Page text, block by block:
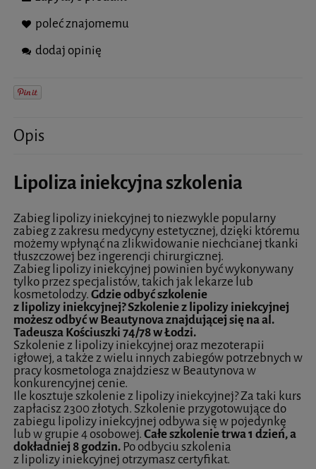
poleć znajomemu
dodaj opinię
Opis
Lipoliza iniekcyjna szkolenia
Zabieg lipolizy iniekcyjnej to niezwykle popularny
zabieg z zakresu medycyny estetycznej, dzięki któremu
możemy wpłynąć na zlikwidowanie niechcianej tkanki
tłuszczowej bez ingerencji chirurgicznej.
Zabieg lipolizy iniekcyjnej powinien być wykonywany
tylko przez specjalistów, takich jak lekarze lub
kosmetolodzy.Gdzie odbyć szkolenie
z lipolizy iniekcyjnej? Szkolenie z lipolizy iniekcyjnej
możesz odbyć w Beautynova znajdującej się na al.
Tadeusza Kościuszki 74/78 w Łodzi.
Szkolenie z lipolizy iniekcyjnej oraz mezoterapii
igłowej, a także z wielu innych zabiegów potrzebnych w
pracy kosmetologa znajdziesz w Beautynova w
konkurencyjnej cenie.
Ile kosztuje szkolenie z lipolizy iniekcyjnej? Za taki kurs
zapłacisz 2300 złotych. Szkolenie przygotowujące do
zabiegu lipolizy iniekcyjnej odbywa się w pojedynkę
lub w grupie 4 osobowej.Całe szkolenie trwa 1 dzień, a
dokładniej 8 godzin.Po odbyciu szkolenia
z lipolizy iniekcyjnej otrzymasz certyfikat.